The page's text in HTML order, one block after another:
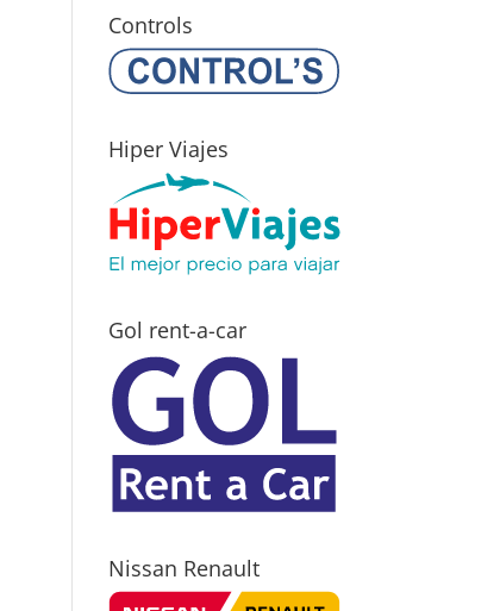
Controls
Hiper Viajes
Gol rent-a-car
Nissan Renault